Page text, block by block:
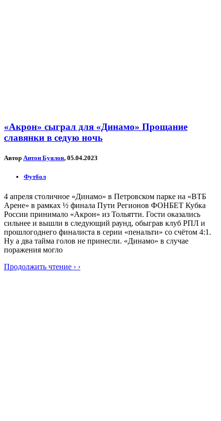
«Акрон» сыграл для «Динамо» Прощание
славянки в седую ночь
Автор Антон Буялов, 05.04.2023
Футбол
4 апреля столичное «Динамо» в Петровском парке на «ВТБ
Арене» в рамках ½ финала Пути Регионов ФОНБЕТ Кубка
России принимало «Акрон» из Тольятти. Гости оказались
сильнее и вышли в следующий раунд, обыграв клуб РПЛ и
прошлогоднего финалиста в серии «пенальти» со счётом 4:1.
Ну а два тайма голов не принесли. «Динамо» в случае
поражения могло
Продолжить чтение › ›